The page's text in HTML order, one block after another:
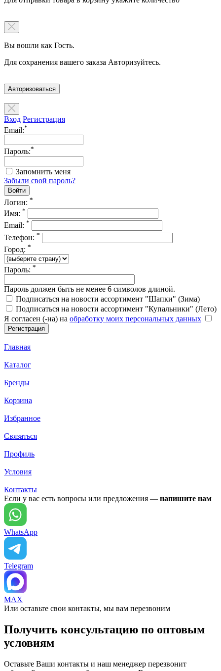
Вы вошли как Гость.
Для сохранения вашего заказа Авторизуйтесь.
Авторизоваться
Вход Регистрация
Email:*
Пароль:*
Запомнить меня
Забыли свой пароль?
Логин: *
Имя: *
Email: *
Телефон: *
Город: *
Пароль: *
Пароль должен быть не менее 6 символов длиной.
Подписаться на новости ассортимент "Шапки" (Зима)
Подписаться на новости ассортимент "Купальники" (Лето)
Я согласен (-на) на обработку моих персональных данных
Главная
Каталог
Бренды
Корзина
Избранное
Связаться
Профиль
Условия
Контакты
Если у вас есть вопросы или предложения — напишите нам
WhatsApp
Telegram
MAX
Или оставьте свои контакты, мы вам перезвоним
Получить консультацию по оптовым
условиям
Оставьте Ваши контакты и наш менеджер перезвонит